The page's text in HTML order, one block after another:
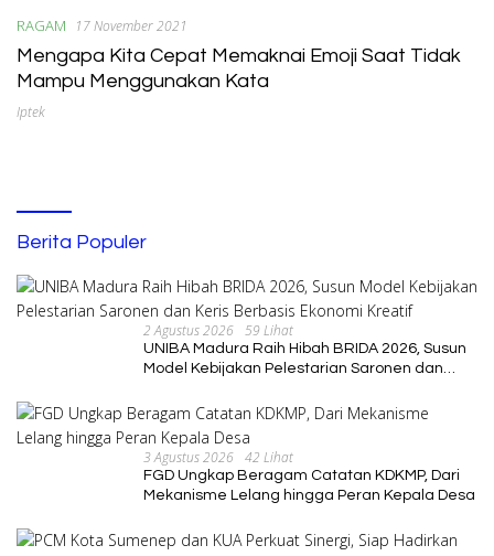
RAGAM 17 November 2021
Mengapa Kita Cepat Memaknai Emoji Saat Tidak
Mampu Menggunakan Kata
Iptek
Berita Populer
2 Agustus 2026 59 Lihat
UNIBA Madura Raih Hibah BRIDA 2026, Susun
Model Kebijakan Pelestarian Saronen dan
3 Agustus 2026 42 Lihat
FGD Ungkap Beragam Catatan KDKMP, Dari
Mekanisme Lelang hingga Peran Kepala Desa